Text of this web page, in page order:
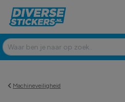
Machineveiligheid